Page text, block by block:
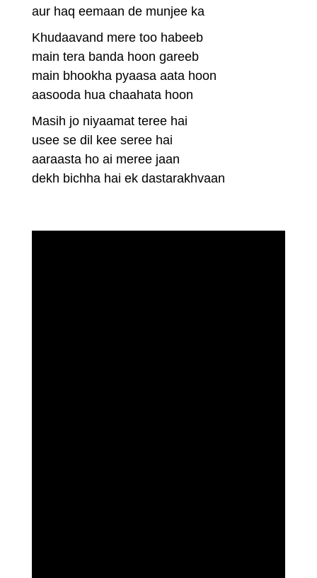
aur haq eemaan de munjee ka
Khudaavand mere too habeeb
main tera banda hoon gareeb
main bhookha pyaasa aata hoon
aasooda hua chaahata hoon
Masih jo niyaamat teree hai
usee se dil kee seree hai
aaraasta ho ai meree jaan
dekh bichha hai ek dastarakhvaan